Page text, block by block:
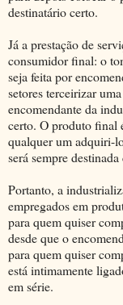
destinatário certo.
Já a prestação de
consumidor final: o
seja feita por
setores terceirizar
encomendante da
certo. O produto final
qualquer um adquiri-
será sempre
Portanto, a
empregados em
para quem quiser
desde que o
para quem quiser
está intimamente
em série.